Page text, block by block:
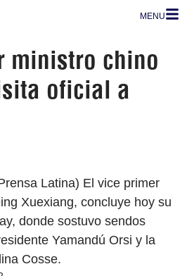
MENU
ministro chino
oficial a
Latina) El vice primer
Xuexiang, concluye hoy su
donde sostuvo sendos
Yamandú Orsi y la
Cosse.